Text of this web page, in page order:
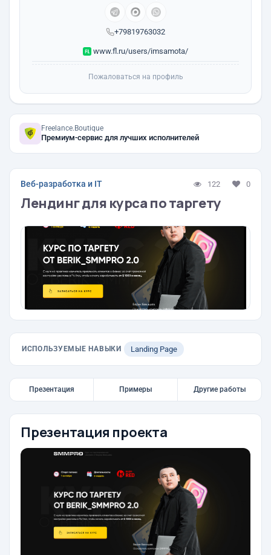
+79819763032
www.fl.ru/users/imsamota/
Пожаловаться на профиль
Freelance.Boutique
Премиум-сервис для лучших исполнителей
Веб-разработка и IT 122 0
Лендинг для курса по таргету
ИСПОЛЬЗУЕМЫЕ НАВЫКИ Landing Page
Презентация Примеры Другие работы
Презентация проекта